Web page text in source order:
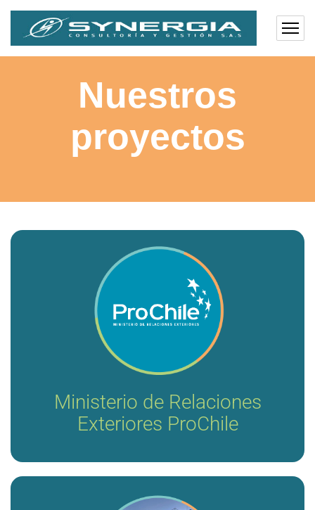
Nuestros
proyectos
Ministerio de Relaciones
Exteriores ProChile
Aceleración de negocios para el sector Health Tech